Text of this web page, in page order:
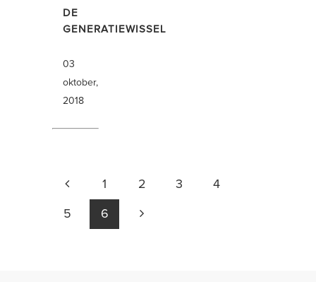
DE
GENERATIEWISSEL
03
oktober,
2018
1 2 3 4
5 6